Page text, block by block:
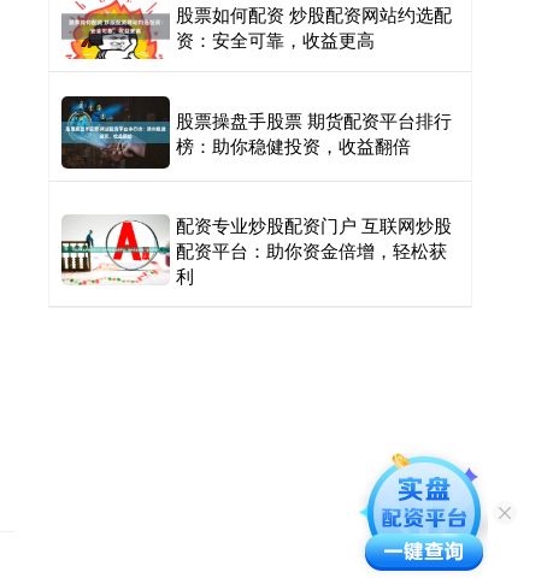
股票如何配资 炒股配资网站约选配
资：安全可靠，收益更高
股票操盘手股票 期货配资平台排行
榜：助你稳健投资，收益翻倍
配资专业炒股配资门户 互联网炒股
配资平台：助你资金倍增，轻松获
利